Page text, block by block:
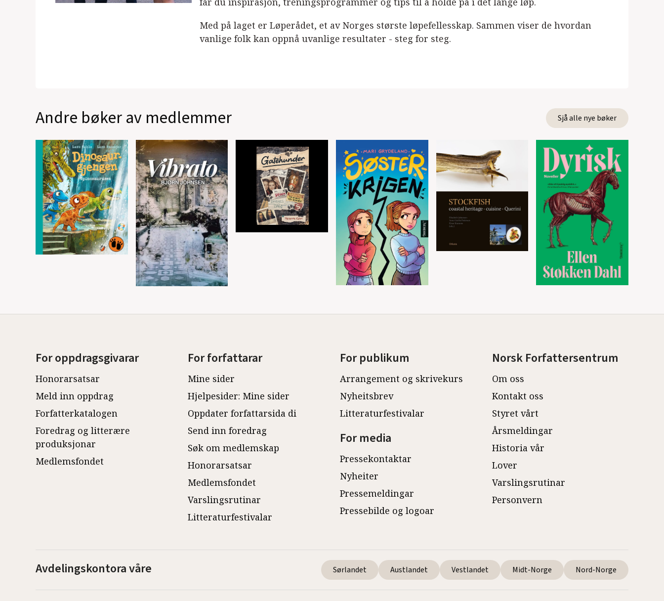
Med på laget er Løperådet, et av Norges største løpefellesskap. Sammen viser de hvordan
vanlige folk kan oppnå uvanlige resultater - steg for steg.
Andre bøker av medlemmer Sjå alle nye bøker
For oppdragsgivarar
Honorarsatsar
Meld inn oppdrag
Forfatterkatalogen
Foredrag og litterære
produksjonar
Medlemsfondet
For forfattarar
Mine sider
Hjelpesider: Mine sider
Oppdater forfattarsida di
Send inn foredrag
Søk om medlemskap
Honorarsatsar
Medlemsfondet
Varslingsrutinar
Litteraturfestivalar
For publikum
Arrangement og skrivekurs
Nyheitsbrev
Litteraturfestivalar
For media
Pressekontaktar
Nyheiter
Pressemeldingar
Pressebilde og logoar
Norsk Forfattersentrum
Om oss
Kontakt oss
Styret vårt
Årsmeldingar
Historia vår
Lover
Varslingsrutinar
Personvern
Avdelingskontora våre Sørlandet Austlandet Vestlandet Midt-Norge Nord-Norge